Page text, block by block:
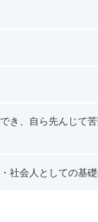
き、自ら先んじて
社会人としての基